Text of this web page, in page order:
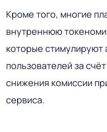
Кроме того, многие
внутреннюю
которые стимулируют
пользователей за
снижения комиссии
сервиса.